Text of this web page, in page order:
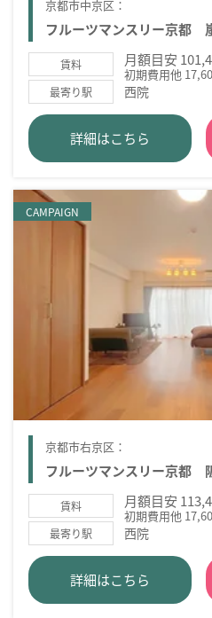
京都市中京区：
フルーツマンスリー京都
賃料 月額目安
初期費用他
最寄り駅 西院
詳細はこちら
CAMPAIGN
京都市右京区：
フルーツマンスリー京都
賃料 月額目安
初期費用他
最寄り駅 西院
詳細はこちら